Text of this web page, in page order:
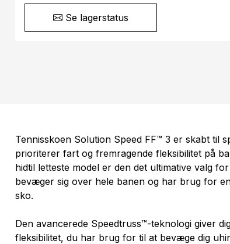
Se lagerstatus
Tennisskoen Solution Speed FF™ 3 er skabt til
prioriterer fart og fremragende fleksibilitet på
hidtil letteste model er den det ultimative valg
bevæger sig over hele banen og har brug for
sko.
Den avancerede Speedtruss™-teknologi giver
fleksibilitet, du har brug for til at bevæge dig